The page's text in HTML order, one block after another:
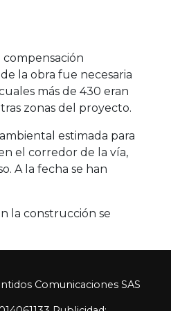
la obra fue necesaria
más de 430 eran
zonas del proyecto.
estimada para
el corredor de la vía,
A la fecha se han
la construcción se
Comunicaciones SAS